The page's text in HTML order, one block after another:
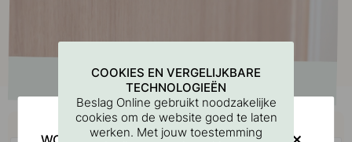
Koop samen met
COOKIES EN VERGELIJKBARE
TECHNOLOGIEËN
Beslag Online gebruikt noodzakelijke
cookies om de website goed te laten
werken. Met jouw toestemming